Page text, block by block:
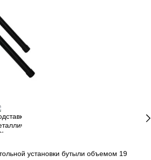
установки бутыли объемом 19